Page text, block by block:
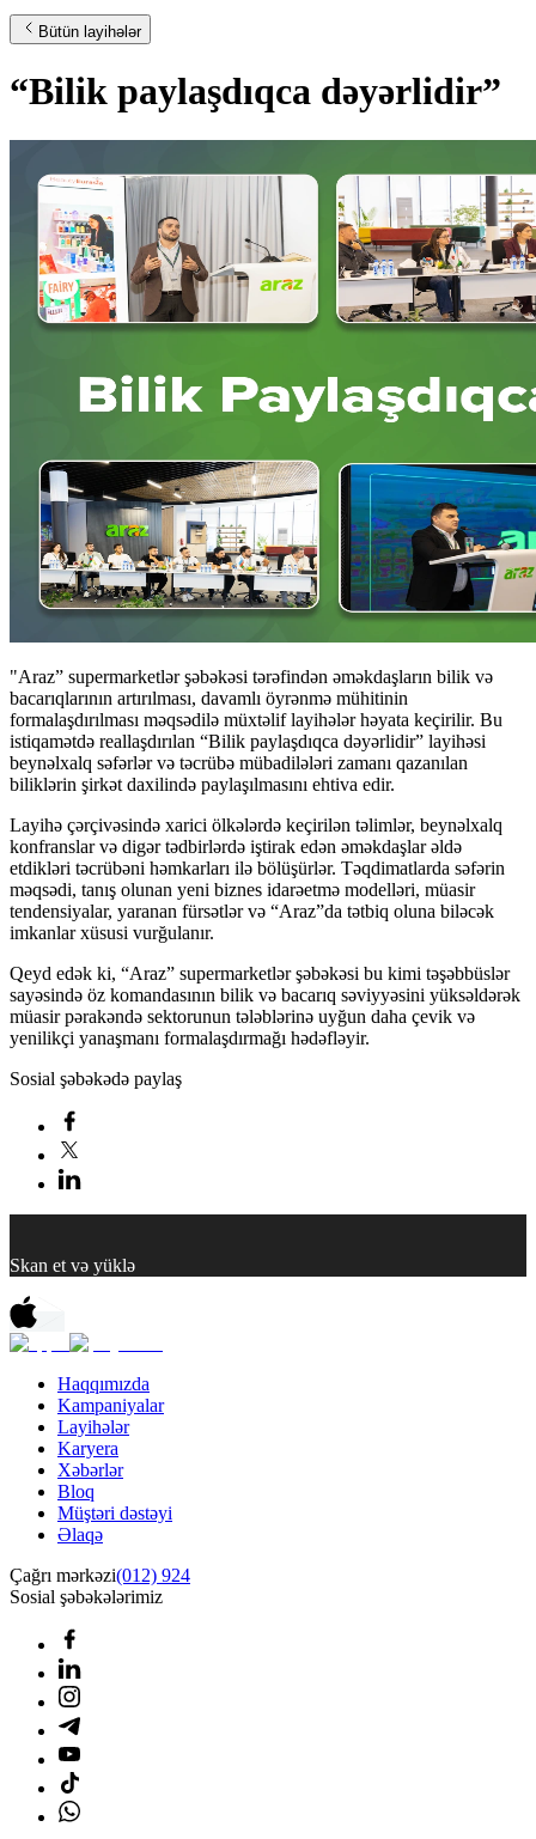
Bütün layihələr
“Bilik paylaşdıqca dəyərlidir”
"Araz” supermarketlər şəbəkəsi tərəfindən əməkdaşların bilik və
bacarıqlarının artırılması, davamlı öyrənmə mühitinin
formalaşdırılması məqsədilə müxtəlif layihələr həyata keçirilir. Bu
istiqamətdə reallaşdırılan “Bilik paylaşdıqca dəyərlidir” layihəsi
beynəlxalq səfərlər və təcrübə mübadilələri zamanı qazanılan
biliklərin şirkət daxilində paylaşılmasını ehtiva edir.
Layihə çərçivəsində xarici ölkələrdə keçirilən təlimlər, beynəlxalq
konfranslar və digər tədbirlərdə iştirak edən əməkdaşlar əldə
etdikləri təcrübəni həmkarları ilə bölüşürlər. Təqdimatlarda səfərin
məqsədi, tanış olunan yeni biznes idarəetmə modelləri, müasir
tendensiyalar, yaranan fürsətlər və “Araz”da tətbiq oluna biləcək
imkanlar xüsusi vurğulanır.
Qeyd edək ki, “Araz” supermarketlər şəbəkəsi bu kimi təşəbbüslər
sayəsində öz komandasının bilik və bacarıq səviyyəsini yüksəldərək
müasir pərakəndə sektorunun tələblərinə uyğun daha çevik və
yenilikçi yanaşmanı formalaşdırmağı hədəfləyir.
Sosial şəbəkədə paylaş
Skan et və yüklə
Haqqımızda
Kampaniyalar
Layihələr
Karyera
Xəbərlər
Bloq
Müştəri dəstəyi
Əlaqə
Çağrı mərkəzi(012) 924
Sosial şəbəkələrimiz